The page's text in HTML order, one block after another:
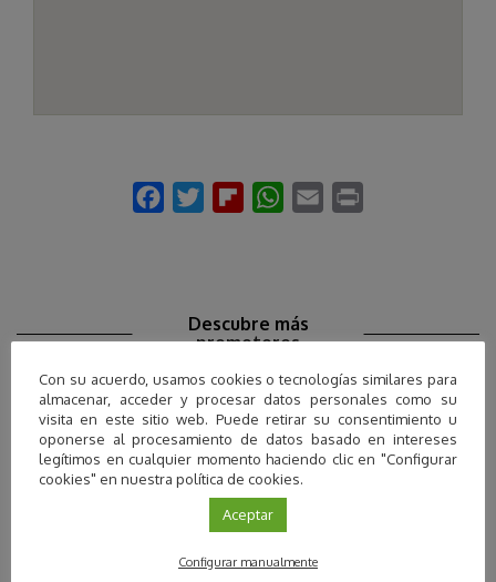
Descubre más
promotores
El tren del patrimonio
Educación ambiental, interpretación y divulgación del
Con su acuerdo, usamos cookies o tecnologías similares para
almacenar, acceder y procesar datos personales como su
visita en este sitio web. Puede retirar su consentimiento u
oponerse al procesamiento de datos basado en intereses
legítimos en cualquier momento haciendo clic en "Configurar
cookies" en nuestra política de cookies.
Aceptar
Configurar manualmente